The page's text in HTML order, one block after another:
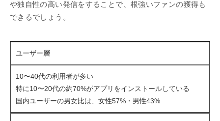
や独自性の高い発信をすることで、根強いファンの獲得も
できるでしょう。
ユーザー層
10〜40代の利用者が多い
特に10〜20代の約70%がアプリをインストールしている
国内ユーザーの男女比は、女性57%・男性43%